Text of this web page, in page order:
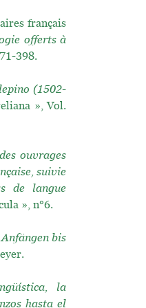
français
offerts à
398.
(1502-
», Vol.
ouvrages
suivie
de langue
», n°6.
bis
la
hasta el